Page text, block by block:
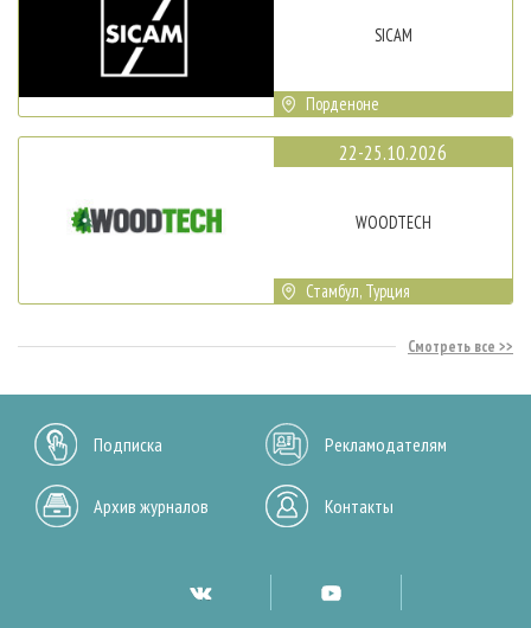
SICAM
Порденоне
22-25.10.2026
WOODTECH
Стамбул, Турция
Смотреть все
Подписка Рекламодателям
Архив журналов Контакты